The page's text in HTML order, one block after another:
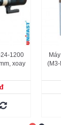
1200
xoay